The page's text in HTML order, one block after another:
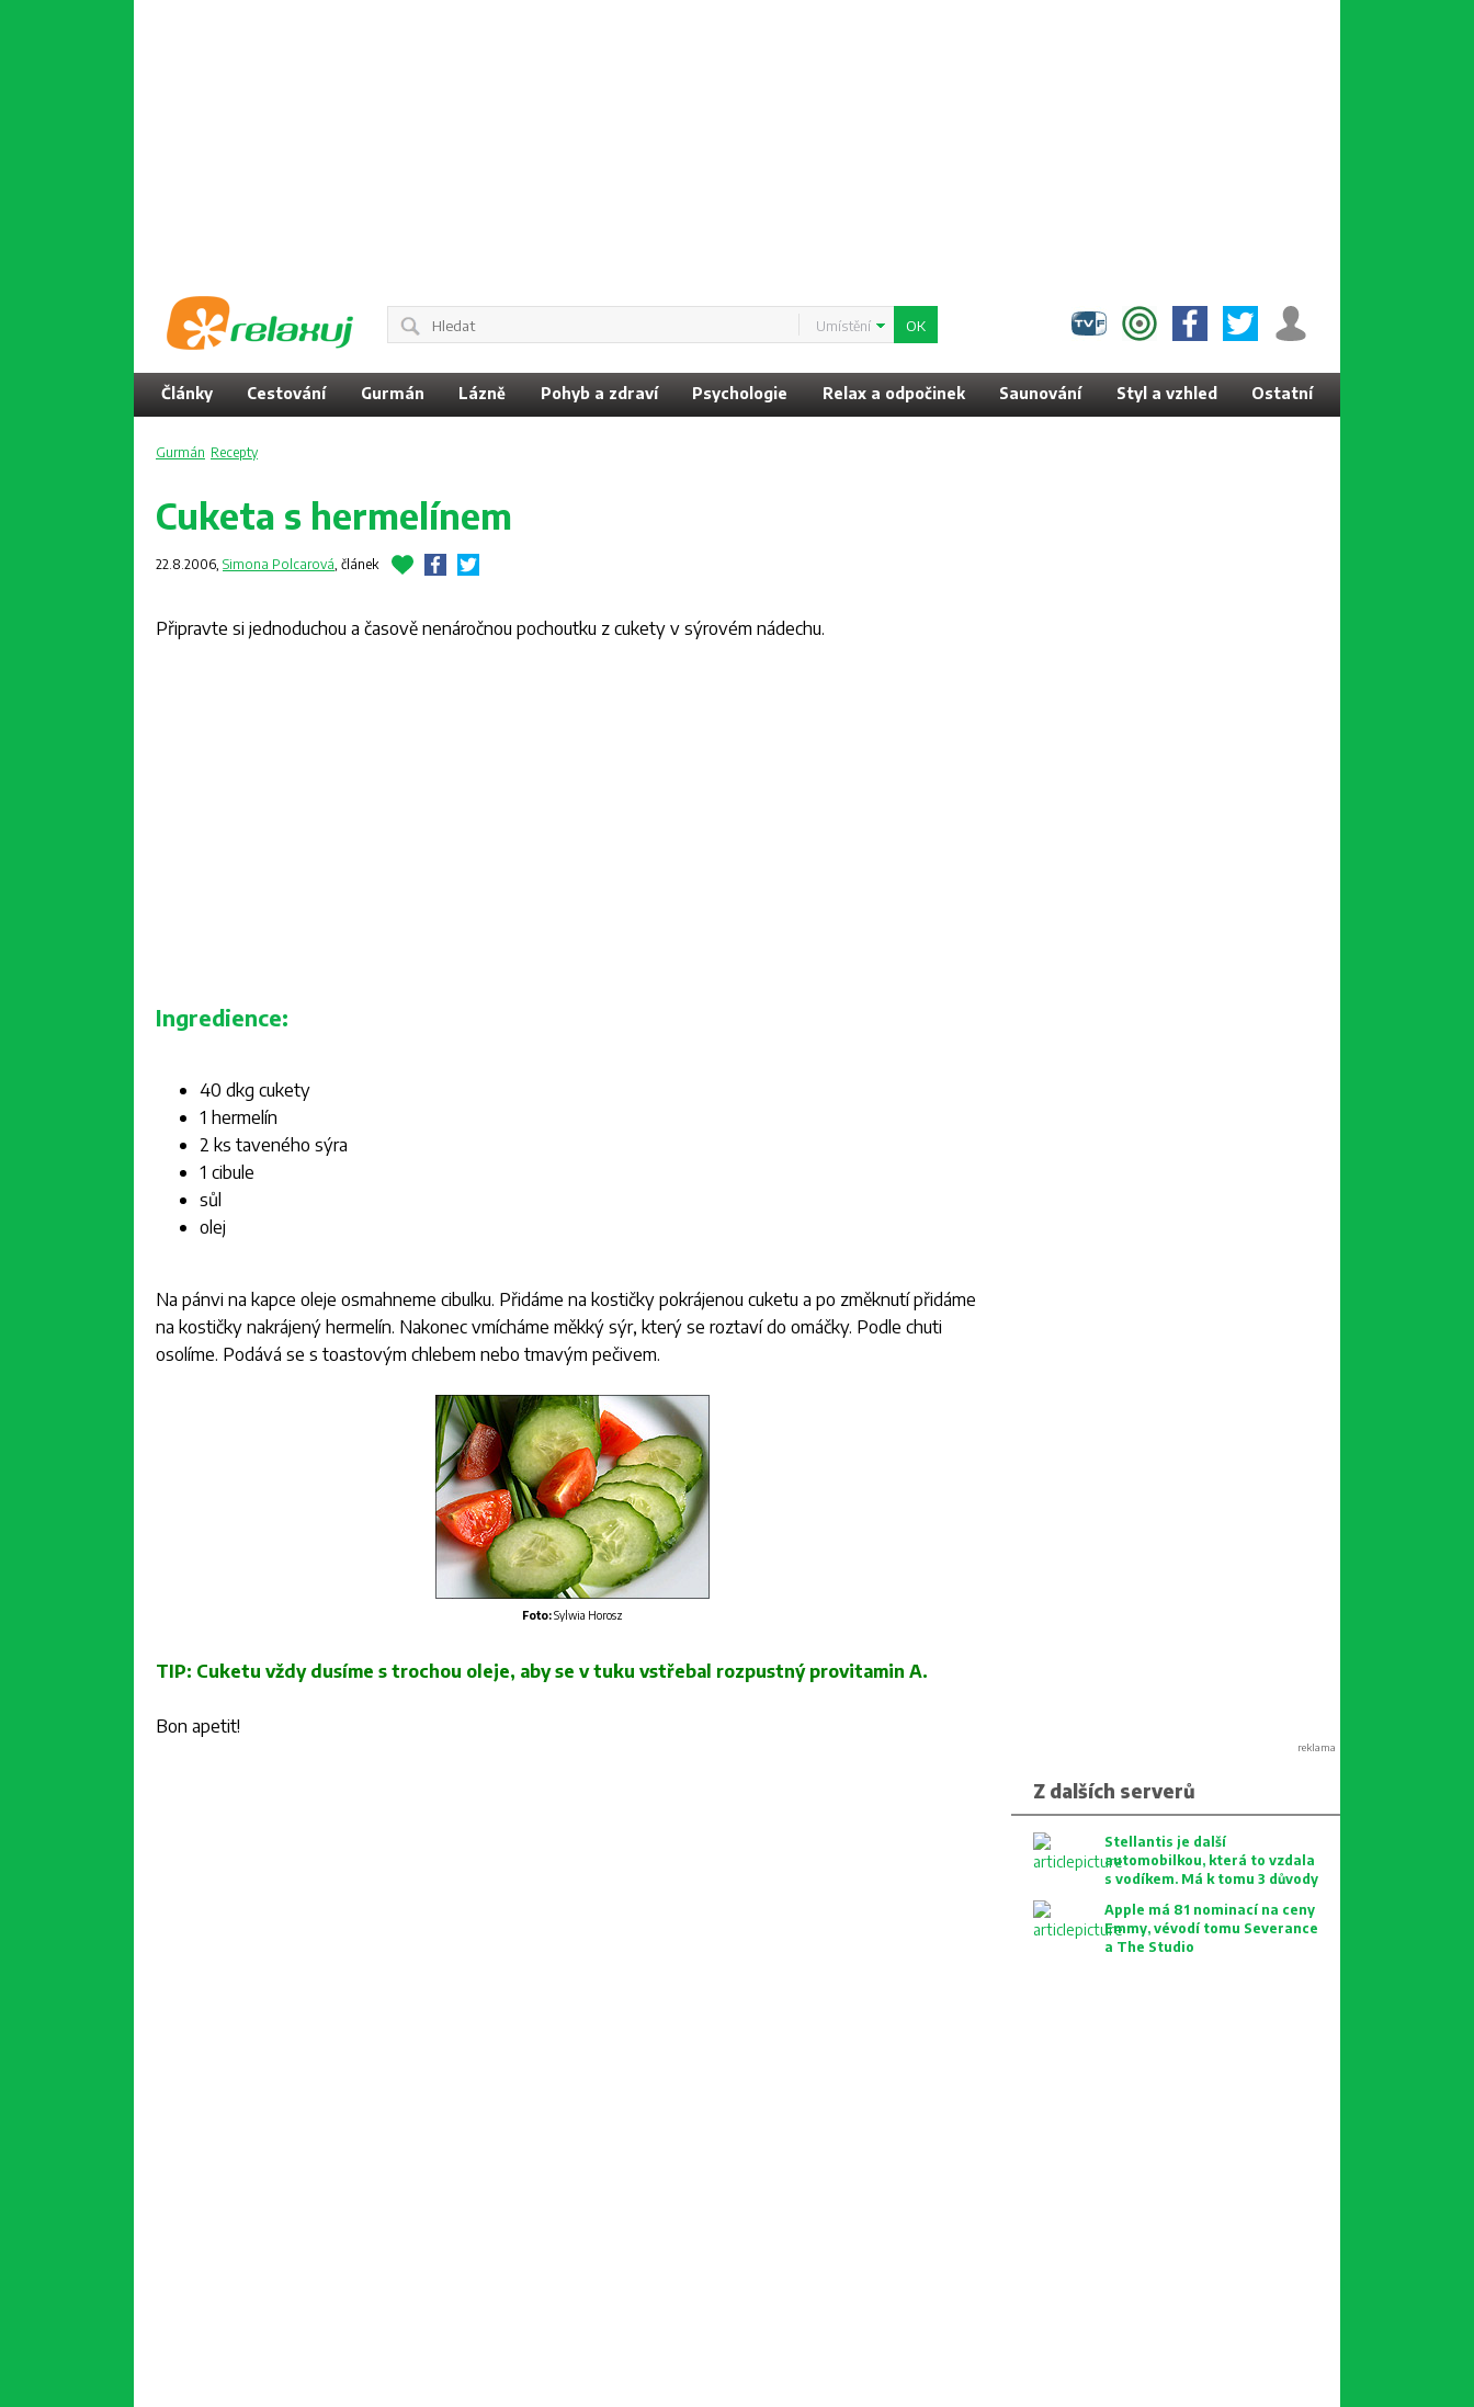
Umístění
Články Cestování Gurmán Lázně Pohyb a zdraví Psychologie Relax a odpočinek Saunování Styl a vzhled Ostatní
Gurmán Recepty
Cuketa s hermelínem
22.8.2006, Simona Polcarová, článek
Připravte si jednoduchou a časově nenáročnou pochoutku z cukety v sýrovém nádechu.
Ingredience:
40 dkg cukety
1 hermelín
2 ks taveného sýra
1 cibule
sůl
olej
Na pánvi na kapce oleje osmahneme cibulku. Přidáme na kostičky pokrájenou cuketu a po změknutí přidáme
na kostičky nakrájený hermelín. Nakonec vmícháme měkký sýr, který se roztaví do omáčky. Podle chuti
osolíme. Podává se s toastovým chlebem nebo tmavým pečivem.
Foto:Sylwia Horosz
TIP: Cuketu vždy dusíme s trochou oleje, aby se v tuku vstřebal rozpustný provitamin A.
Bon apetit!
reklama
Z dalších serverů
Stellantis je další
automobilkou, která to vzdala
s vodíkem. Má k tomu 3 důvody
Apple má 81 nominací na ceny
Emmy, vévodí tomu Severance
a The Studio